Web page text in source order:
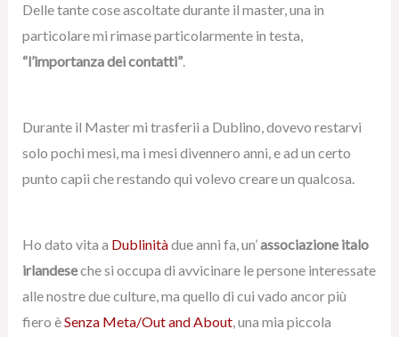
Delle tante cose ascoltate durante il master, una in
particolare mi rimase particolarmente in testa,
“l’importanza dei contatti”.
Durante il Master mi trasferii a Dublino, dovevo restarvi
solo pochi mesi, ma i mesi divennero anni, e ad un certo
punto capii che restando qui volevo creare un qualcosa.
Ho dato vita a Dublinitàdue anni fa, un’associazione italo
irlandeseche si occupa di avvicinare le persone interessate
alle nostre due culture, ma quello di cui vado ancor più
fiero èSenza Meta/Out and About, una mia piccola